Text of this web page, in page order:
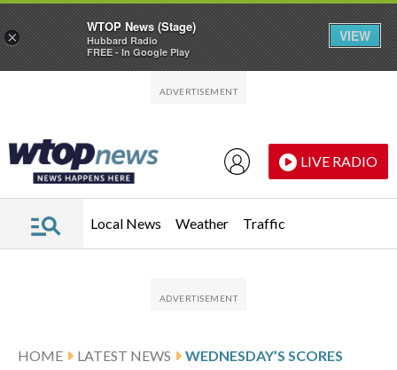
LIVE RADIO
Local News Weather Traffic
HOME LATEST NEWS WEDNESDAY’S SCORES
×
WTOP News (Stage)
Hubbard Radio
FREE - In Google Play
VIEW